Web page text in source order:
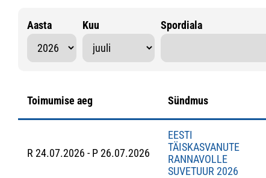
Aasta Kuu Spordiala
Toimumise aeg Sündmus
R 24.07.2026 - P 26.07.2026
EESTI
TÄISKASVANUTE
RANNAVOLLE
SUVETUUR 2026